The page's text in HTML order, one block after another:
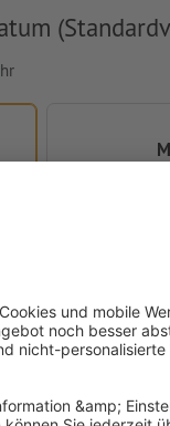
Wählen Sie